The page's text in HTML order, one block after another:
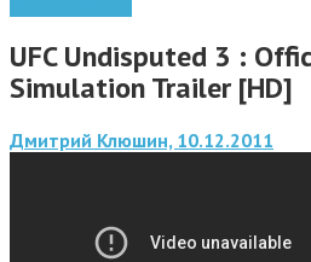
UFC Undisputed 3 :
Simulation Trailer [HD]
Дмитрий Клюшин, 10.12.2011